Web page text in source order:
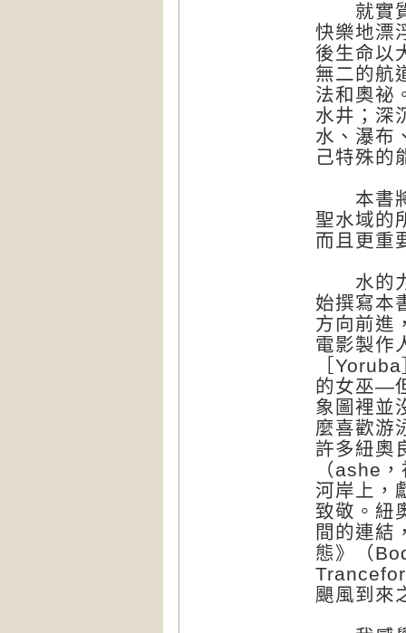
就實質
快樂地漂
後生命以
無二的航
法和奧祕
水井；深
水、瀑布
己特殊的
本書將
聖水域的
而且更重
水的力
始撰寫本
方向前進
電影製作
［
的女巫—
象圖裡並
麼喜歡游
許多紐奧
（ashe
河岸上，
致敬。紐
間的連結
態》（
颶風到來